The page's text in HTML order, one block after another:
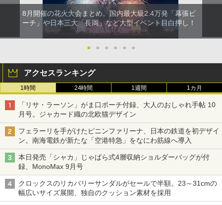
8月開催の花火大会まとめ。国内最大級2.4万発「幕張ビ
ーチ」や日本三大「長岡」など大型イベント目白押し！
● ● ● ● ● ●
アクセスランキング
1時間 24時間 1週間 1カ月
「リサ・ラーソン」がま口ポーチ付録、大人のおしゃれ手帖 10
月号。ジャカード織の北欧猫デザイン
フェラーリを手がけたピニンファリーナ、日本の鉄道を初デザイ
ン。南海電鉄が新たな「空港特急」をなにわ筋線へ導入
本日発売「シャカ」じゃばら式4層収納ショルダーバッグが付
録、MonoMax 9月号
クロックスのリカバリーサンダルがセールで半額。23～31cmの
幅広いサイズ展開、独自のクッション素材を採用